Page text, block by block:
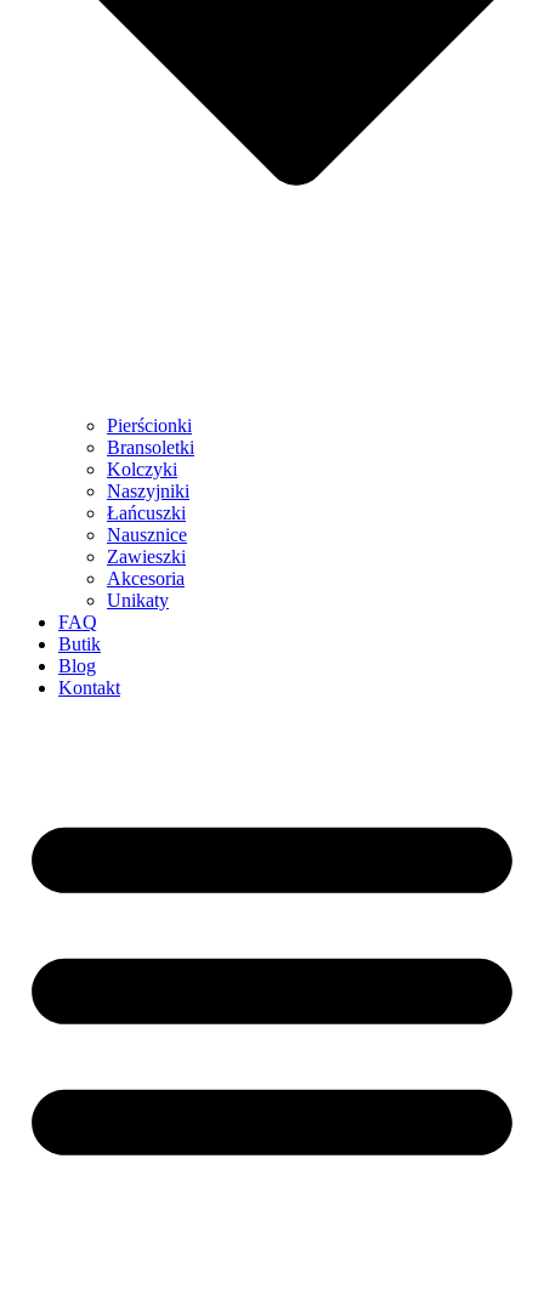
Pierścionki
Bransoletki
Kolczyki
Naszyjniki
Łańcuszki
Nausznice
Zawieszki
Akcesoria
Unikaty
FAQ
Butik
Blog
Kontakt